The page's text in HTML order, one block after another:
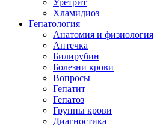
Уретрит
Хламидиоз
Гепатология
Анатомия и физиология
Аптечка
Билирубин
Болезни крови
Вопросы
Гепатит
Гепатоз
Группы крови
Диагностика